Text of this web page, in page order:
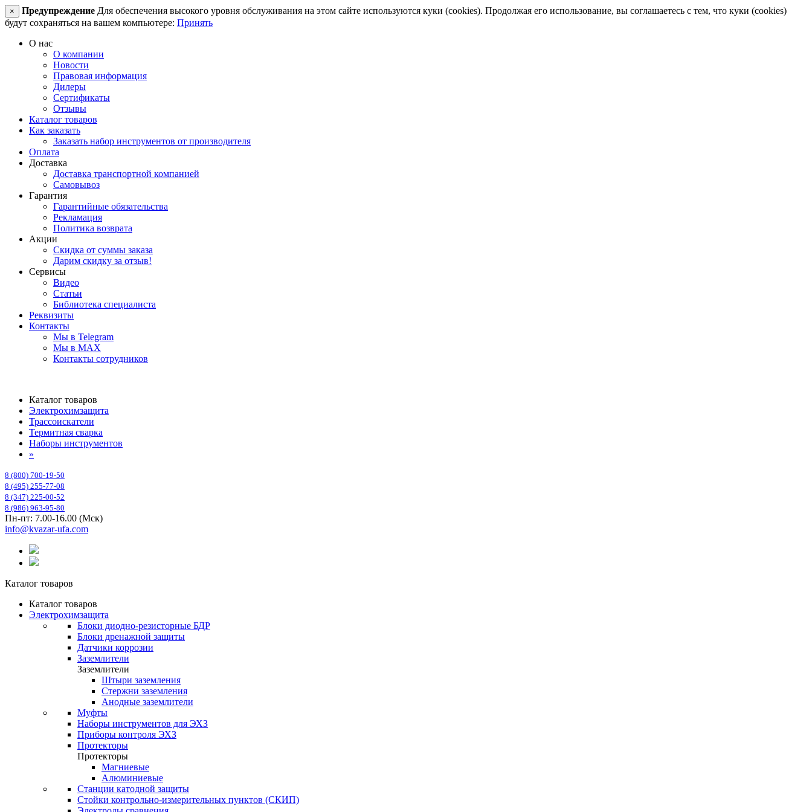
× Предупреждение Для обеспечения высокого уровня обслуживания на этом сайте используются куки (cookies). Продолжая его использование, вы соглашаетесь с тем, что куки (cookies)
будут сохраняться на вашем компьютере: Принять
О нас
О компании
Новости
Правовая информация
Дилеры
Сертификаты
Отзывы
Каталог товаров
Как заказать
Заказать набор инструментов от производителя
Оплата
Доставка
Доставка транспортной компанией
Самовывоз
Гарантия
Гарантийные обязательства
Рекламация
Политика возврата
Акции
Скидка от суммы заказа
Дарим скидку за отзыв!
Сервисы
Видео
Статьи
Библиотека специалиста
Реквизиты
Контакты
Мы в Telegram
Мы в MAX
Контакты сотрудников
Каталог товаров
Электрохимзащита
Трассоискатели
Термитная сварка
Наборы инструментов
»
8 (800) 700-19-50
8 (495) 255-77-08
8 (347) 225-00-52
8 (986) 963-95-80
Пн-пт: 7.00-16.00 (Мск)
info@kvazar-ufa.com
Каталог товаров
Каталог товаров
Электрохимзащита
Блоки диодно-резисторные БДР
Блоки дренажной защиты
Датчики коррозии
Заземлители
Заземлители
Штыри заземления
Стержни заземления
Анодные заземлители
Муфты
Наборы инструментов для ЭХЗ
Приборы контроля ЭХЗ
Протекторы
Протекторы
Магниевые
Алюминиевые
Станции катодной защиты
Стойки контрольно-измерительных пунктов (СКИП)